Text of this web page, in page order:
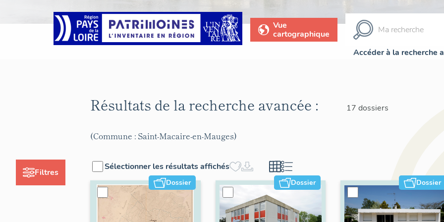
Vue
cartographique
Accéder à la recherche
Filtres
Résultats de la recherche avancée : 17 dossiers
(Commune : Saint-Macaire-en-Mauges)
Sélectionner les résultats affichés
Dossier Dossier Dossier